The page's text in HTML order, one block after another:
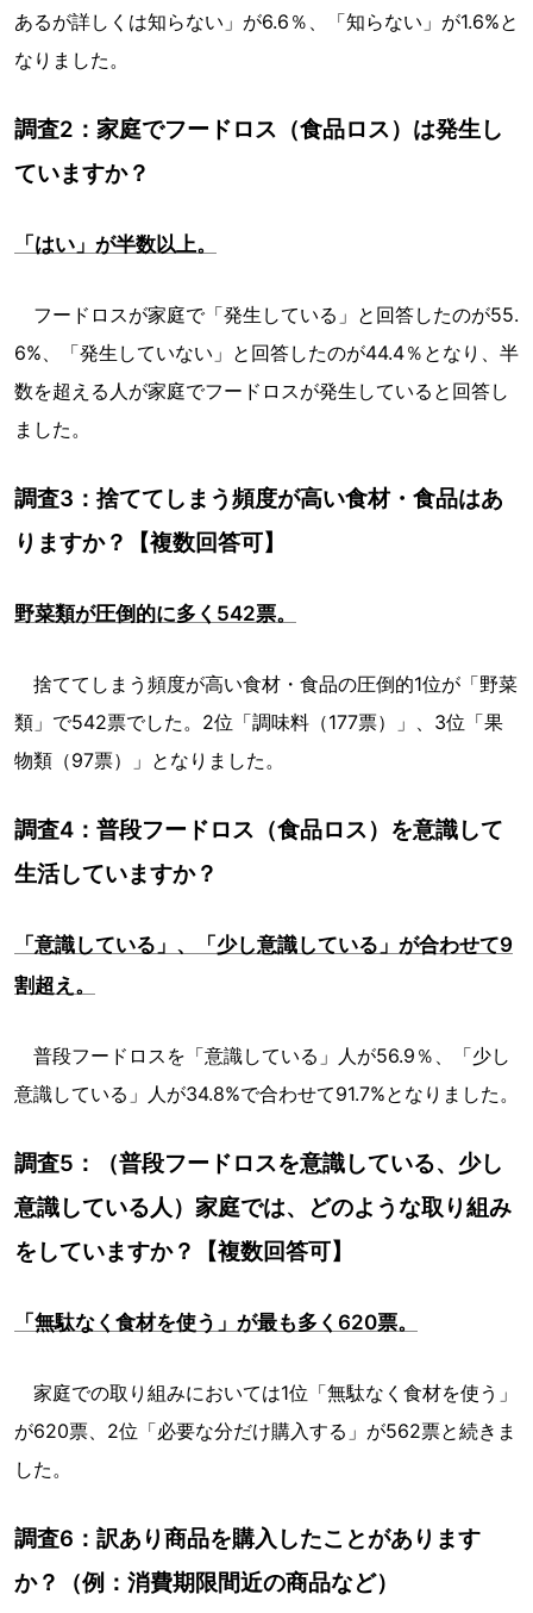
あるが詳しくは知らない」が6.6％、「知らない」が1.6%と
なりました。
調査2：家庭でフードロス（食品ロス）は発生し
ていますか？
「はい」が半数以上。
フードロスが家庭で「発生している」と回答したのが55.
6%、「発生していない」と回答したのが44.4％となり、半
数を超える人が家庭でフードロスが発生していると回答し
ました。
調査3：捨ててしまう頻度が高い食材・食品はあ
りますか？【複数回答可】
野菜類が圧倒的に多く542票。
捨ててしまう頻度が高い食材・食品の圧倒的1位が「野菜
類」で542票でした。2位「調味料（177票）」、3位「果
物類（97票）」となりました。
調査4：普段フードロス（食品ロス）を意識して
生活していますか？
「意識している」、「少し意識している」が合わせて9
割超え。
普段フードロスを「意識している」人が56.9％、「少し
意識している」人が34.8%で合わせて91.7%となりました。
調査5：（普段フードロスを意識している、少し
意識している人）家庭では、どのような取り組み
をしていますか？【複数回答可】
「無駄なく食材を使う」が最も多く620票。
家庭での取り組みにおいては1位「無駄なく食材を使う」
が620票、2位「必要な分だけ購入する」が562票と続きま
した。
調査6：訳あり商品を購入したことがあります
か？（例：消費期限間近の商品など）